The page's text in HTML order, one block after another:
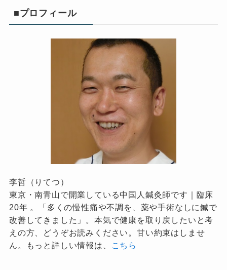
■プロフィール
李哲（りてつ）
東京・南青山で開業している中国人鍼灸師です｜臨床
20年 。「多くの慢性痛や不調を、薬や手術なしに鍼で
改善してきました」。本気で健康を取り戻したいと考
えの方、どうぞお読みください。甘い約束はしませ
ん。もっと詳しい情報は、
こちら